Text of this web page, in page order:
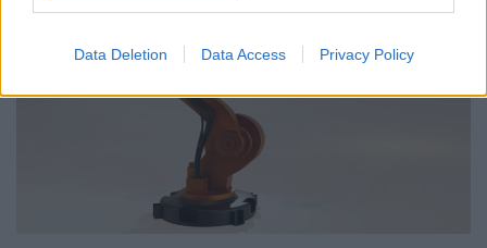
Data Deletion Data Access Privacy Policy